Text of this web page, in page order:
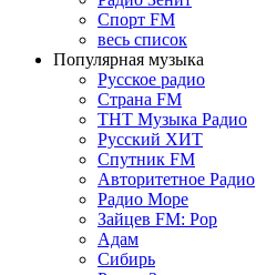
Спорт FM
весь список
Популярная музыка
Русское радио
Страна FM
ТНТ Музыка Радио
Русский ХИТ
Спутник FM
Авторитетное Радио
Радио Море
Зайцев FM: Pop
Адам
Сибирь